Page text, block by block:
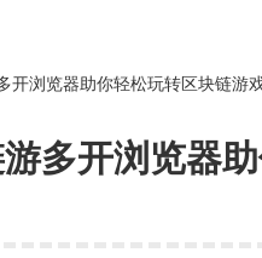
浏览器助你轻松玩转区块链游
多开浏览器